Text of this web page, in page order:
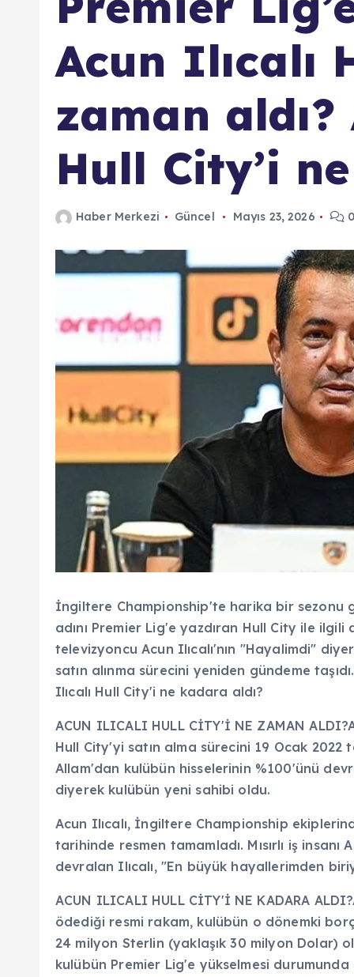
Acun Ilıcalı
zaman aldı?
Hull City’i
Haber Merkezi Güncel Mayıs 23, 2026 0
İngiltere Championship'te harika bir sezonu
adını Premier Lig'e yazdıran Hull City ile
televizyoncu Acun Ilıcalı'nın "Hayalimdi"
satın alınma sürecini yeniden gündeme
Ilıcalı Hull City'i ne kadara aldı?
ACUN ILICALI HULL CİTY'İ NE ZAMAN
Hull City'yi satın alma sürecini 19 Ocak 2022
Allam'dan kulübün hisselerinin %100'ünü
diyerek kulübün yeni sahibi oldu.
Acun Ilıcalı, İngiltere Championship
tarihinde resmen tamamladı. Mısırlı iş
devralan Ilıcalı, "En büyük hayallerimden
ACUN ILICALI HULL CİTY'İ NE KADARA
ödediği resmi rakam, kulübün o dönemki
24 milyon Sterlin (yaklaşık 30 milyon Dolar)
kulübün Premier Lig'e yükselmesi